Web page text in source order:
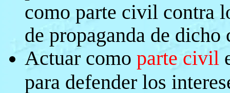
como parte civil contra
de propaganda de
Actuar como parte civil
para defender los